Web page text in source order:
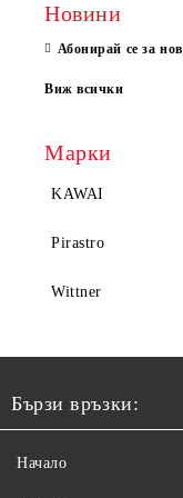
Новини
Абонирай се за
Виж всички
Марки
KAWAI
Pirastro
Wittner
Бързи връзки:
Начало